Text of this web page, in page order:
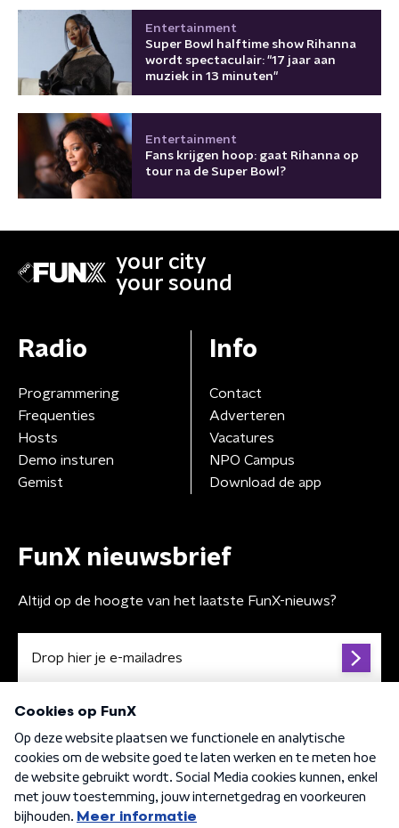
Entertainment
Super Bowl halftime show Rihanna
wordt spectaculair: "17 jaar aan
muziek in 13 minuten"
Entertainment
Fans krijgen hoop: gaat Rihanna op
tour na de Super Bowl?
your city
your sound
Radio
Programmering
Frequenties
Hosts
Demo insturen
Gemist
Info
Contact
Adverteren
Vacatures
NPO Campus
Download de app
FunX nieuwsbrief
Altijd op de hoogte van het laatste FunX-nieuws?
Algemene voorwaarden Privacybeleid